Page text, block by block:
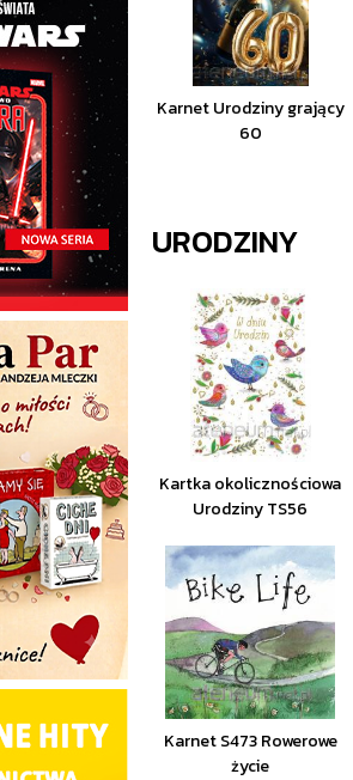
Karnet Urodziny grający
60
URODZINY
Kartka okolicznościowa
Urodziny TS56
Karnet S473 Rowerowe
życie